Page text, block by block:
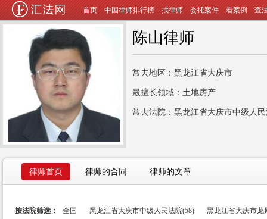
首页 中国律师排行榜 找律师 委托案件 看案例 查
陈山律师
常去地区：黑龙江省大庆市
最擅长领域：土地房产
常去法院：黑龙江省大庆市中级人
律师首页 律师的合同 律师的文章
按法院筛选： 全国 黑龙江省大庆市中级人民法院(58) 黑龙江省大庆市龙